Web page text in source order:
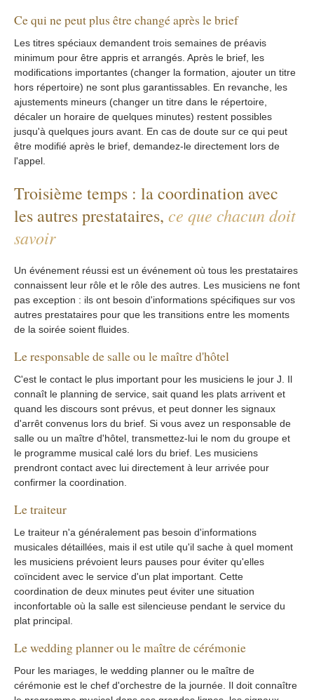
Ce qui ne peut plus être changé après le brief
Les titres spéciaux demandent trois semaines de préavis
minimum pour être appris et arrangés. Après le brief, les
modifications importantes (changer la formation, ajouter un titre
hors répertoire) ne sont plus garantissables. En revanche, les
ajustements mineurs (changer un titre dans le répertoire,
décaler un horaire de quelques minutes) restent possibles
jusqu'à quelques jours avant. En cas de doute sur ce qui peut
être modifié après le brief, demandez-le directement lors de
l'appel.
Troisième temps : la coordination avec
les autres prestataires, ce que chacun doit
savoir
Un événement réussi est un événement où tous les prestataires
connaissent leur rôle et le rôle des autres. Les musiciens ne font
pas exception : ils ont besoin d'informations spécifiques sur vos
autres prestataires pour que les transitions entre les moments
de la soirée soient fluides.
Le responsable de salle ou le maître d'hôtel
C'est le contact le plus important pour les musiciens le jour J. Il
connaît le planning de service, sait quand les plats arrivent et
quand les discours sont prévus, et peut donner les signaux
d'arrêt convenus lors du brief. Si vous avez un responsable de
salle ou un maître d'hôtel, transmettez-lui le nom du groupe et
le programme musical calé lors du brief. Les musiciens
prendront contact avec lui directement à leur arrivée pour
confirmer la coordination.
Le traiteur
Le traiteur n'a généralement pas besoin d'informations
musicales détaillées, mais il est utile qu'il sache à quel moment
les musiciens prévoient leurs pauses pour éviter qu'elles
coïncident avec le service d'un plat important. Cette
coordination de deux minutes peut éviter une situation
inconfortable où la salle est silencieuse pendant le service du
plat principal.
Le wedding planner ou le maître de cérémonie
Pour les mariages, le wedding planner ou le maître de
cérémonie est le chef d'orchestre de la journée. Il doit connaître